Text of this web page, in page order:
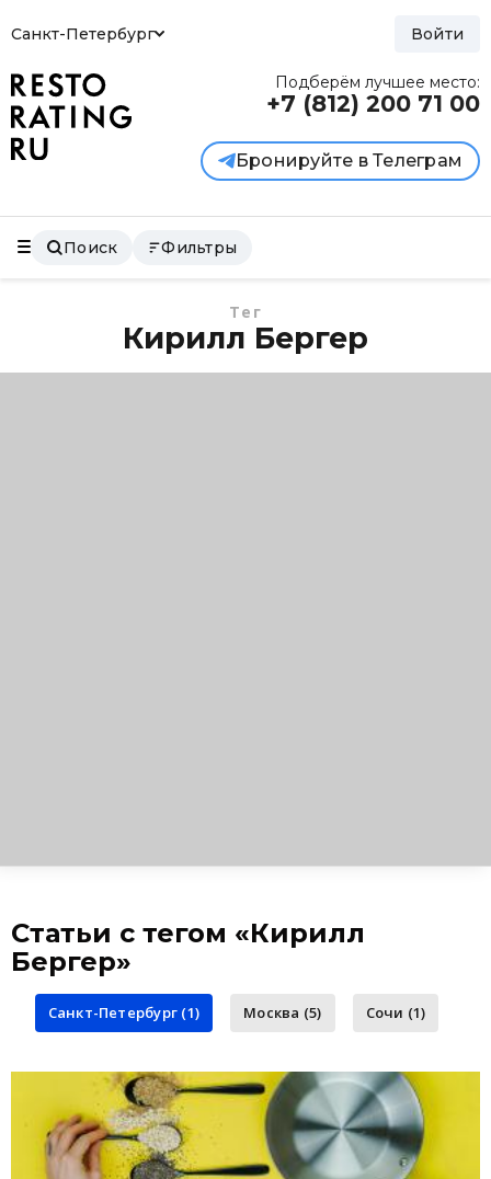
Санкт-Петербург Войти
Подберём лучшее место:
+7 (812) 200 71 00
Бронируйте в Телеграм
Поиск Фильтры
Тег
Кирилл Бергер
Статьи с тегом «Кирилл
Бергер»
Санкт-Петербург (1) Москва (5) Сочи (1)